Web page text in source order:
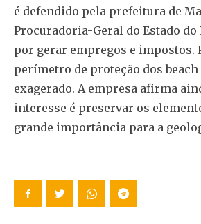
é defendido pela prefeitura de
Procuradoria-Geral do Estado do
por gerar empregos e impostos.
perímetro de proteção dos
exagerado. A empresa afirma
interesse é preservar os
grande importância para a